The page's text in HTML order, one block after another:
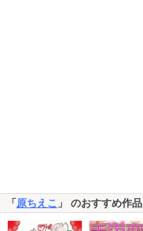
「 原ちえこ 」 のおすすめ作品